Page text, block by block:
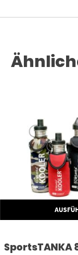
SportsTANKA